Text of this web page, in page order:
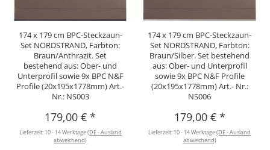
174 x 179 cm BPC-Steckzaun-
Set NORDSTRAND, Farbton:
Braun/Anthrazit. Set
bestehend aus: Ober- und
Unterprofil sowie 9x BPC N&F
Profile (20x195x1778mm) Art.-
Nr.: NS003
179,00 €*
Lieferzeit: 10 - 14 Werktage(DE - Ausland
abweichend)
174 x 179 cm BPC-Steckzaun-
Set NORDSTRAND, Farbton:
Braun/Silber. Set bestehend
aus: Ober- und Unterprofil
sowie 9x BPC N&F Profile
(20x195x1778mm) Art.- Nr.:
NS006
179,00 € *
Lieferzeit: 10 - 14 Werktage(DE - Ausland
abweichend)